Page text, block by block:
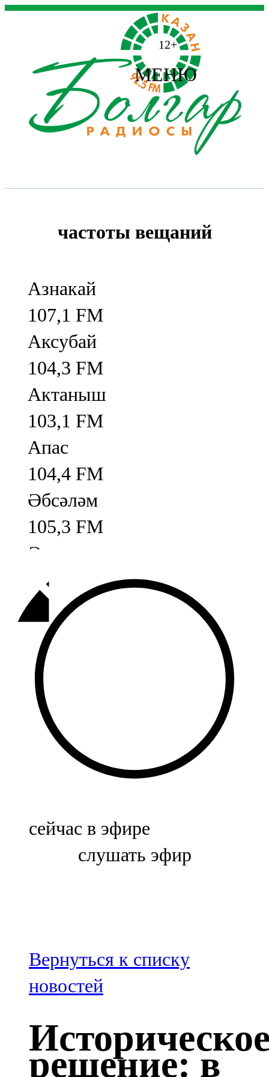
12+
МЕНЮ
частоты вещаний
Азнакай
107,1 FM
Аксубай
104,3 FM
Актаныш
103,1 FM
Апас
104,4 FM
Әбсәләм
105,3 FM
Әлмәт
92,9 FM
Базарлы матак
107,1 FM
Балык бистәсе
104,9 FM
Баулы
107,5 FM
Биләр
Болгар
100,3 FM
Зәй
106,6 FM
Кадыбаш
105,2 FM
сейчас в эфире
слушать эфир
Вернуться к списку
новостей
решение: в